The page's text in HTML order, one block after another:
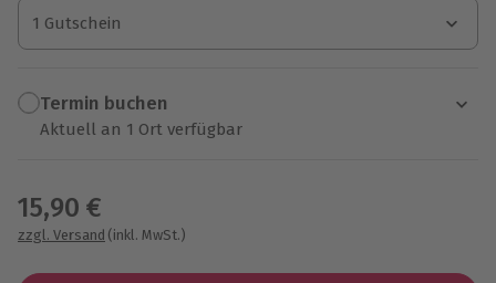
1 Gutschein
1 Gutschein
1 Gutschein
Termin buchen
Aktuell an 1 Ort verfügbar
15,90 €
zzgl. Versand (inkl. MwSt.)